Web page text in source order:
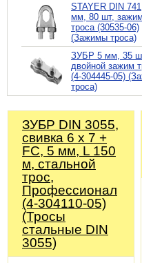
STAYER DIN
мм, 80 шт, зажим
троса (30535-06)
(Зажимы троса)
ЗУБР 5 мм, 35
двойной зажим
(4-304445-05)
троса)
ЗУБР DIN 3055,
свивка 6 x 7 +
FC, 5 мм, L 150
м, стальной
трос,
Профессионал
(4-304110-05)
(Тросы
стальные DIN
3055)